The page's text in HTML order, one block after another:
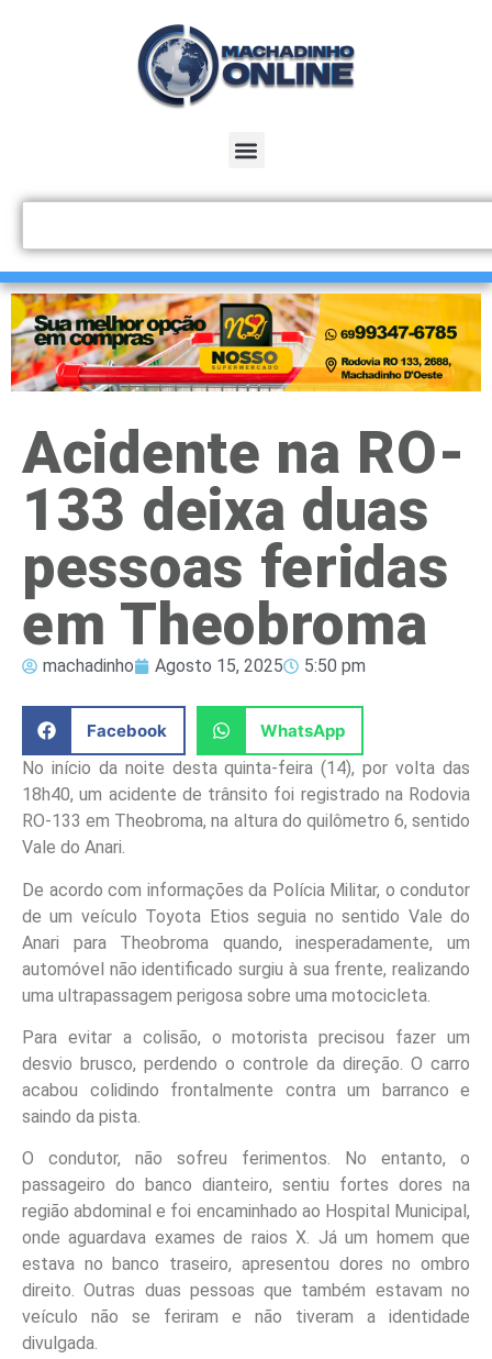
Acidente na RO-
133 deixa duas
pessoas feridas
em Theobroma
machadinho Agosto 15, 2025 5:50 pm
Facebook
WhatsApp
No início da noite desta quinta-feira (14), por volta das
18h40, um acidente de trânsito foi registrado na Rodovia
RO-133 em Theobroma, na altura do quilômetro 6, sentido
Vale do Anari.
De acordo com informações da Polícia Militar, o condutor
de um veículo Toyota Etios seguia no sentido Vale do
Anari para Theobroma quando, inesperadamente, um
automóvel não identificado surgiu à sua frente, realizando
uma ultrapassagem perigosa sobre uma motocicleta.
Para evitar a colisão, o motorista precisou fazer um
desvio brusco, perdendo o controle da direção. O carro
acabou colidindo frontalmente contra um barranco e
saindo da pista.
O condutor, não sofreu ferimentos. No entanto, o
passageiro do banco dianteiro, sentiu fortes dores na
região abdominal e foi encaminhado ao Hospital Municipal,
onde aguardava exames de raios X. Já um homem que
estava no banco traseiro, apresentou dores no ombro
direito. Outras duas pessoas que também estavam no
veículo não se feriram e não tiveram a identidade
divulgada.